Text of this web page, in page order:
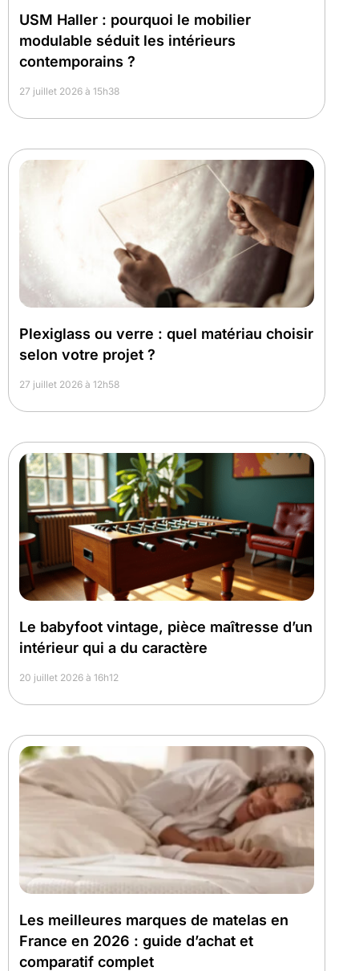
USM Haller : pourquoi le mobilier
modulable séduit les intérieurs
contemporains ?
27 juillet 2026 à 15h38
Plexiglass ou verre : quel matériau choisir
selon votre projet ?
27 juillet 2026 à 12h58
Le babyfoot vintage, pièce maîtresse d’un
intérieur qui a du caractère
20 juillet 2026 à 16h12
Les meilleures marques de matelas en
France en 2026 : guide d’achat et
comparatif complet